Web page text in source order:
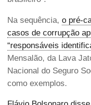
Na sequência, o pré-
casos de corrupção
“responsáveis
Mensalão, da Lava
Nacional do Seguro
como exemplos.